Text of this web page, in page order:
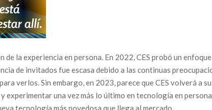
la experiencia en persona. En 2022, CES probó un
de invitados fue escasa debido a las continuas
verlos. Sin embargo, en 2023, parece que CES volverá a
una vez más lo último en tecnología en
tecnología más novedosa que llega al mercado.